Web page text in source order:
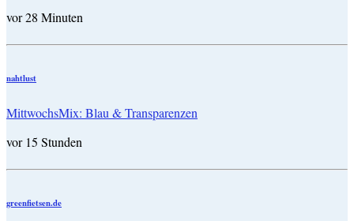
vor 28 Minuten
nahtlust
MittwochsMix: Blau & Transparenzen
vor 15 Stunden
greenfietsen.de